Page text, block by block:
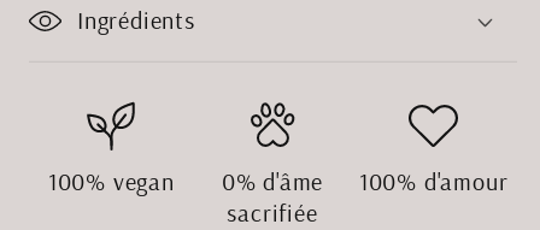
Ingrédients
100% vegan
0% d'âme
sacrifiée
100% d'amour